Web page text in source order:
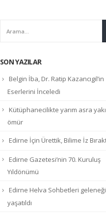
SON YAZILAR
Belgin İba, Dr. Ratip Kazancıgil’in
Eserlerini İnceledi
Kütüphanecilikte yarım asra
ömür
Edirne İçin Ürettik, Bilime İz
Edirne Gazetesi’nin 70. Kuruluş
Yıldönümü
Edirne Helva Sohbetleri geleneği
yaşatıldı